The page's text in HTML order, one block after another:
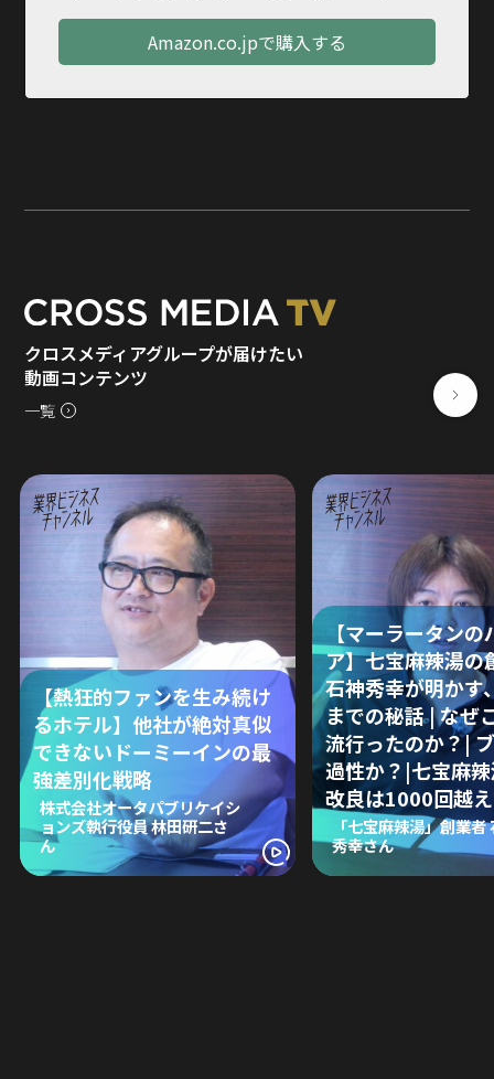
Amazon.co.jpで購入する
クロスメディアグループが届けたい
動画コンテンツ
一覧
【熱狂的ファンを生み続け
るホテル】他社が絶対真似
できないドーミーインの最
強差別化戦略
株式会社オータパブリケイシ
ョンズ執行役員 林田研二さ
ん
【マーラータン
ア】七宝麻辣湯の
石神秀幸が明かす
までの秘話 | なぜ
流行ったのか？|
過性か？|七宝麻
改良は1000回越
「七宝麻辣湯」創業者
秀幸さん